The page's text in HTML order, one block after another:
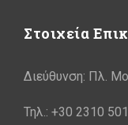
Στοιχεία
Διεύθυνση: Πλ.
Τηλ.: +30 2310